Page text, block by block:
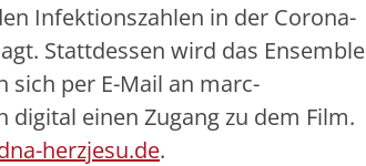
Infektionszahlen in der Corona-
Stattdessen wird das Ensemble
sich per E-Mail an marc-
einen Zugang zu dem Film.
herzjesu.de.